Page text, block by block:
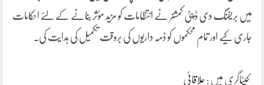
میں بریفنگ دی ڈپٹی کمشنر نے انتظامات کو مزید مؤثر بنانے کے لئے احکامات
جاری کیے اور تمام محکموں کو ذمہ داریوں کی بروقت تکمیل کی ہدایت کی۔
کیٹاگری میں : علاقائی